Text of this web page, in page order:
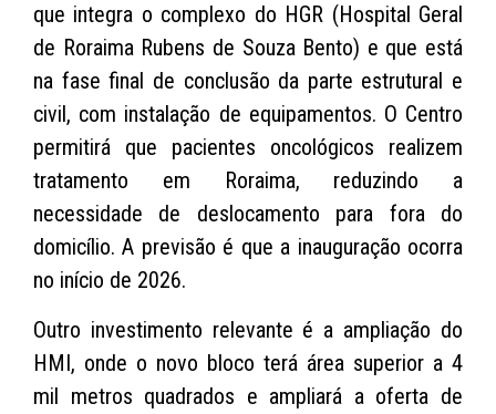
que integra o complexo do HGR (Hospital Geral
de Roraima Rubens de Souza Bento) e que está
na fase final de conclusão da parte estrutural e
civil, com instalação de equipamentos. O Centro
permitirá que pacientes oncológicos realizem
tratamento em Roraima, reduzindo a
necessidade de deslocamento para fora do
domicílio. A previsão é que a inauguração ocorra
no início de 2026.
Outro investimento relevante é a ampliação do
HMI, onde o novo bloco terá área superior a 4
mil metros quadrados e ampliará a oferta de